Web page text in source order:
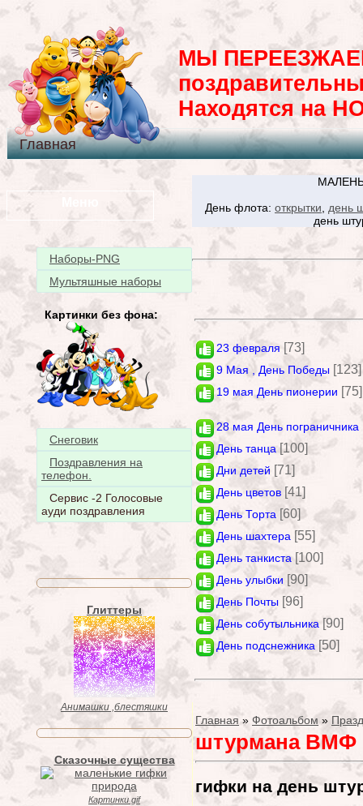
МЫ
Находятся на
Главная
Наборы-PNG
Мультяшные наборы
Картинки без фона:
Снеговик
Поздравления на
телефон.
Сервис -2 Голосовые
ауди поздравления
Глиттеры
Анимашки ,блестяшки
Сказочные существа
Картинки gif
День флота: открытки
день
день
23 февраля [73]
9 Мая , День Победы [123]
19 мая День пионерии [75]
28 мая День пограничника
День танца [100]
Дни детей [71]
День цветов [41]
День Торта [60]
День шахтера [55]
День танкиста [100]
День улыбки [90]
День Почты [96]
День собутыльника [90]
День подснежника [50]
Главная » Фотоальбом »
штурмана ВМФ
гифки на день